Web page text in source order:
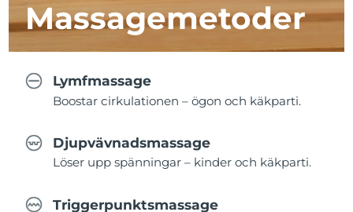
Massagemetoder
Lymfmassage
Boostar cirkulationen – ögon och käkparti.
Djupvävnadsmassage
Löser upp spänningar – kinder och käkparti.
Triggerpunktsmassage